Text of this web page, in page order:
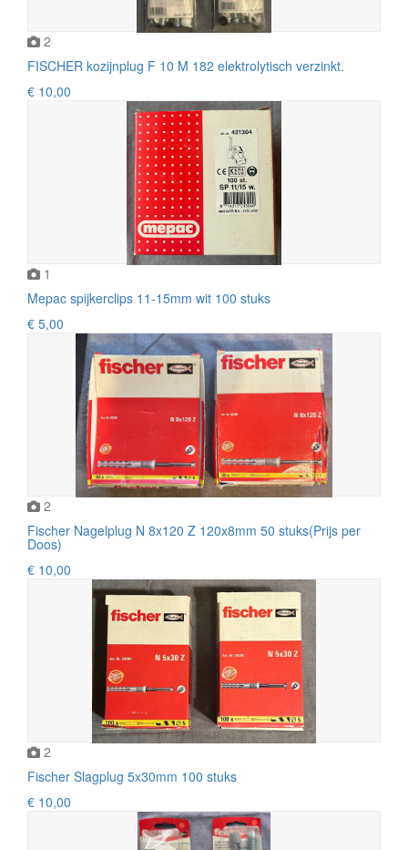
2
FISCHER kozijnplug F 10 M 182 elektrolytisch verzinkt.
€ 10,00
1
Mepac spijkerclips 11-15mm wit 100 stuks
€ 5,00
2
Fischer Nagelplug N 8x120 Z 120x8mm 50 stuks(Prijs per
Doos)
€ 10,00
2
Fischer Slagplug 5x30mm 100 stuks
€ 10,00